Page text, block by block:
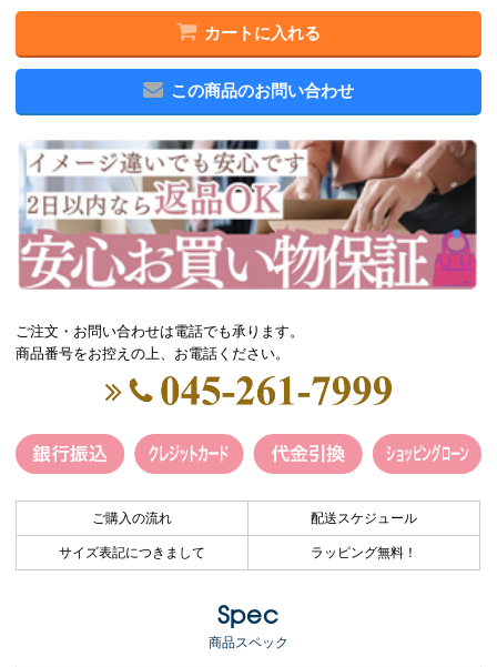
カートに入れる
この商品のお問い合わせ
ご注文・お問い合わせは電話でも承ります。
商品番号をお控えの上、お電話ください。
ご購入の流れ 配送スケジュール
サイズ表記につきまして ラッピング無料！
Spec
商品スペック